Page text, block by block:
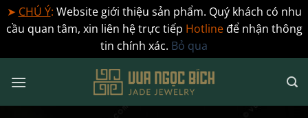
➤ CHÚ Ý: Website giới thiệu sản phẩm. Quý khách có nhu
cầu quan tâm, xin liên hệ trực tiếp Hotlineđể nhận thông
tin chính xác. Bỏ qua
qua